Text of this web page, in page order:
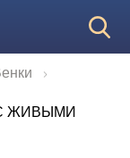
ЖИВЫМИ